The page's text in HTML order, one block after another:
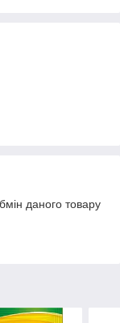
даного товару